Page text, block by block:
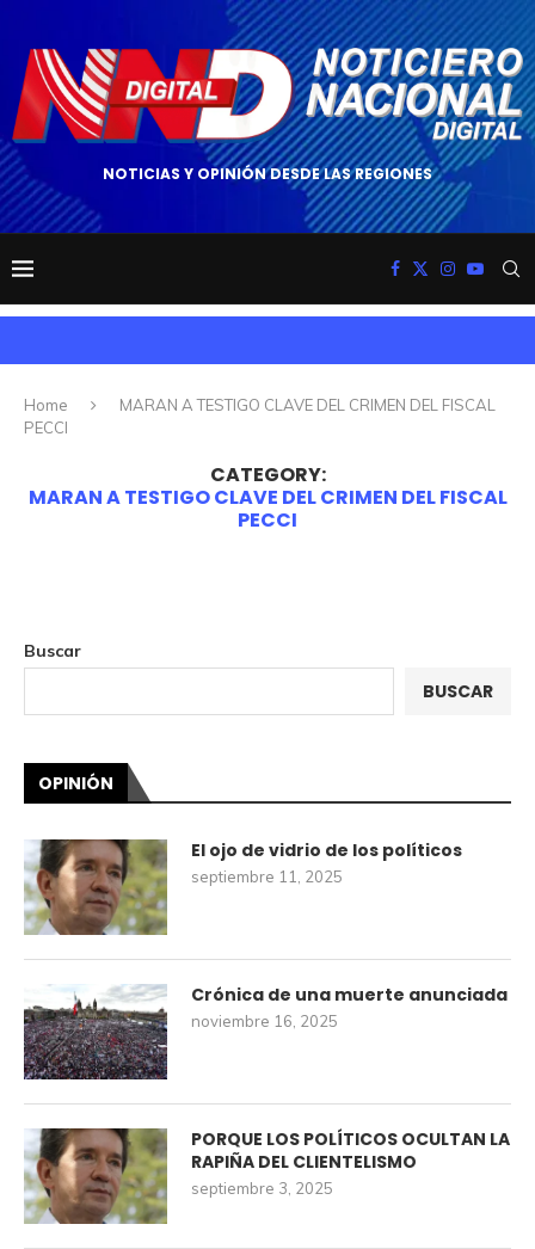
NOTICIAS Y OPINIÓN DESDE LAS REGIONES
Home
MARAN A TESTIGO CLAVE DEL CRIMEN DEL FISCAL
PECCI
CATEGORY:
MARAN A TESTIGO CLAVE DEL CRIMEN DEL FISCAL
PECCI
Buscar
BUSCAR
OPINIÓN
El ojo de vidrio de los políticos
septiembre 11, 2025
Crónica de una muerte anunciada
noviembre 16, 2025
PORQUE LOS POLÍTICOS OCULTAN LA
RAPIÑA DEL CLIENTELISMO
septiembre 3, 2025